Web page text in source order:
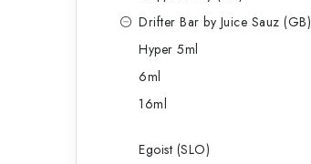
Drifter Bar by Juice Sauz (GB)
Hyper 5ml
6ml
16ml
Egoist (SLO)